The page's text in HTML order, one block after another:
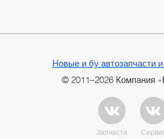
Новые и бу автозапчасти
© 2011–2026 Компания
Запчасти